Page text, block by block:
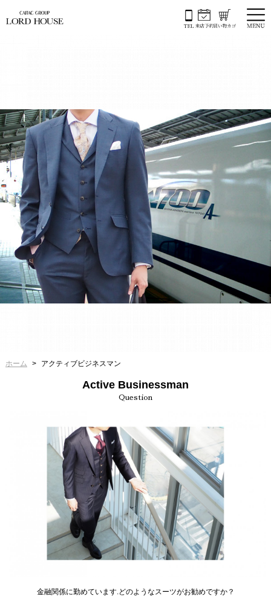
ホーム アクティブビジネスマン
Active Businessman
Question
金融関係に勤めています.どのようなスーツがお勧めですか？